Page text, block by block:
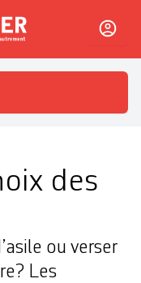
L'essentiel, autrement
des
ou verser
Les